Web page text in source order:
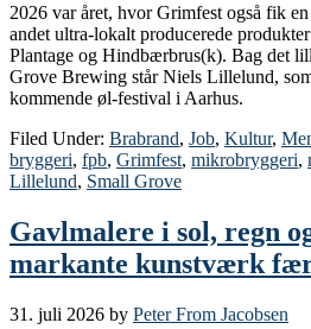
2026 var året, hvor Grimfest også fik
andet ultra-lokalt producerede
Plantage og Hindbærbrus(k). Bag det
Grove Brewing står Niels Lillelund,
kommende øl-festival i Aarhus.
Filed Under: Brabrand, Job, Kultur,
bryggeri, fpb, Grimfest, mikrobryggeri,
Lillelund, Small Grove
Gavlmalere i sol, regn
markante kunstværk
31. juli 2026 by Peter From Jacobsen